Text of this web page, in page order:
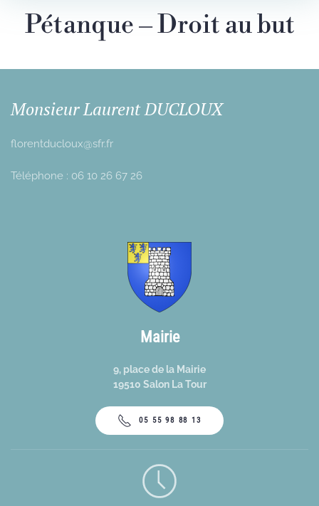
Pétanque – Droit au but
Monsieur Laurent DUCLOUX
florentducloux@sfr.fr
Téléphone : 06 10 26 67 26
Mairie
9, place de la Mairie
19510 Salon La Tour
05 55 98 88 13